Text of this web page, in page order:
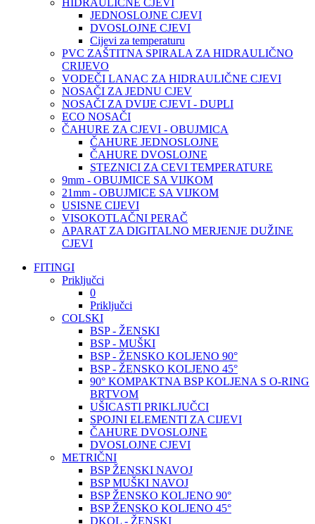
HIDRAULIČNE CJEVI
JEDNOSLOJNE CJEVI
DVOSLOJNE CJEVI
Cijevi za temperaturu
PVC ZAŠTITNA SPIRALA ZA HIDRAULIČNO
CRIJEVO
VODEČI LANAC ZA HIDRAULIČNE CJEVI
NOSAČI ZA JEDNU CJEV
NOSAČI ZA DVIJE CJEVI - DUPLI
ECO NOSAČI
ČAHURE ZA CJEVI - OBUJMICA
ČAHURE JEDNOSLOJNE
ČAHURE DVOSLOJNE
STEZNICI ZA CEVI TEMPERATURE
9mm - OBUJMICE SA VIJKOM
21mm - OBUJMICE SA VIJKOM
USISNE CIJEVI
VISOKOTLAČNI PERAČ
APARAT ZA DIGITALNO MERJENJE DUŽINE
CJEVI
FITINGI
Priključci
0
Priključci
COLSKI
BSP - ŽENSKI
BSP - MUŠKI
BSP - ŽENSKO KOLJENO 90°
BSP - ŽENSKO KOLJENO 45°
90° KOMPAKTNA BSP KOLJENA S O-RING
BRTVOM
UŠICASTI PRIKLJUČCI
SPOJNI ELEMENTI ZA CIJEVI
ČAHURE DVOSLOJNE
DVOSLOJNE CJEVI
METRIČNI
BSP ŽENSKI NAVOJ
BSP MUŠKI NAVOJ
BSP ŽENSKO KOLJENO 90°
BSP ŽENSKO KOLJENO 45°
DKOL - ŽENSKI